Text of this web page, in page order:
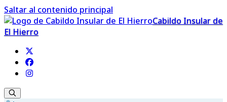
Saltar al contenido principal
Cabildo Insular de
El Hierro